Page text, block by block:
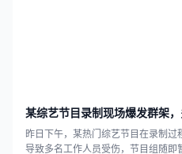
某综艺节目录制现场爆发群架
昨日下午，某热门综艺节目在录制过
导致多名工作人员受伤，节目组随即